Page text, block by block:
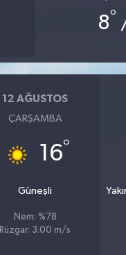
8°
12 AĞUSTOS
ÇARŞAMBA
16°
Güneşli
Nem: %78
Rüzgar: 3.00 m/s